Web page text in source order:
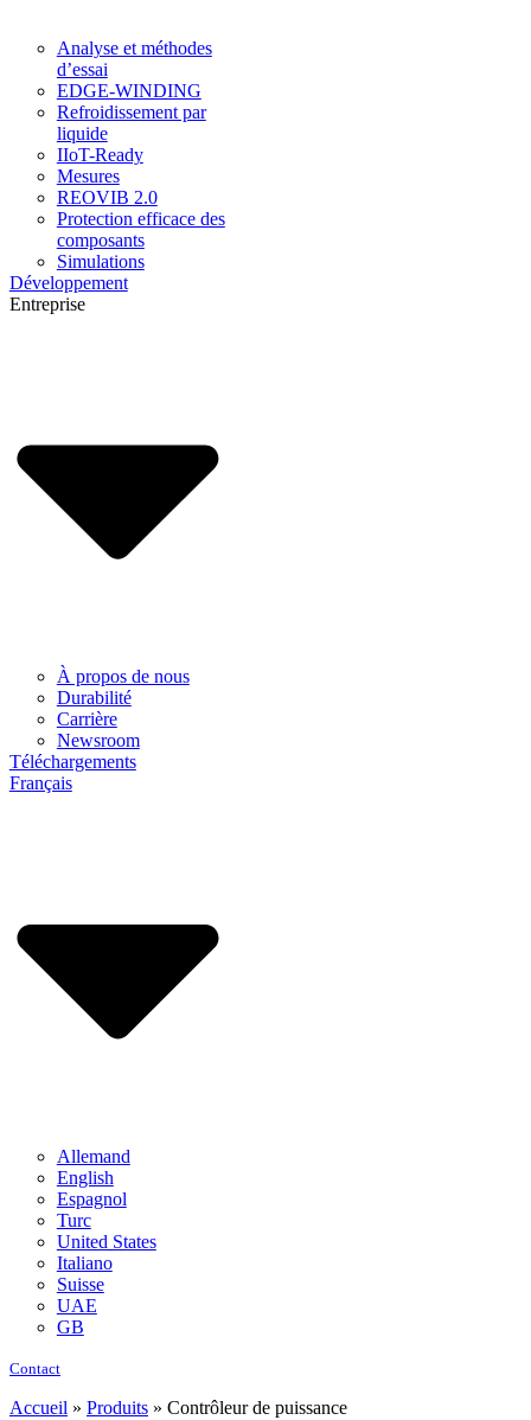
Analyse et méthodes
d’essai
EDGE-WINDING
Refroidissement par
liquide
IIoT-Ready
Mesures
REOVIB 2.0
Protection efficace des
composants
Simulations
Développement
Entreprise
À propos de nous
Durabilité
Carrière
Newsroom
Téléchargements
Français
Allemand
English
Espagnol
Turc
United States
Italiano
Suisse
UAE
GB
Contact
Accueil » Produits » Contrôleur de puissance